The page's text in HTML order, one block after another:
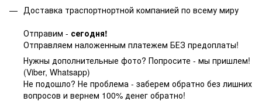
Доставка траспортнортной компанией по всему миру
Отправим - сегодня!
Отправляем наложенным платежем БЕЗ предоплаты!
Нужны дополнительные фото? Попросите - мы пришлем!
(Viber, Whatsapp)
Не подошло? Не проблема - заберем обратно без лишних
вопросов и вернем 100% денег обратно!